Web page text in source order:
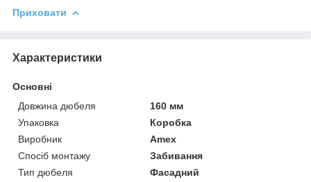
Приховати
Характеристики
Основні
Довжина дюбеля
160 мм
Упаковка
Коробка
Виробник
Amex
Спосіб монтажу
Забивання
Тип дюбеля
Фасадний